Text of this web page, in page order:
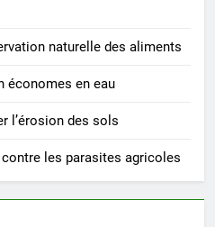
naturelle des aliments
économes en eau
l’érosion des sols
les parasites agricoles